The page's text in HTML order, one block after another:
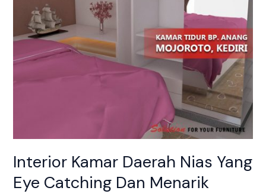
Interior Kamar Daerah Nias Yang
Eye Catching Dan Menarik
Menarik